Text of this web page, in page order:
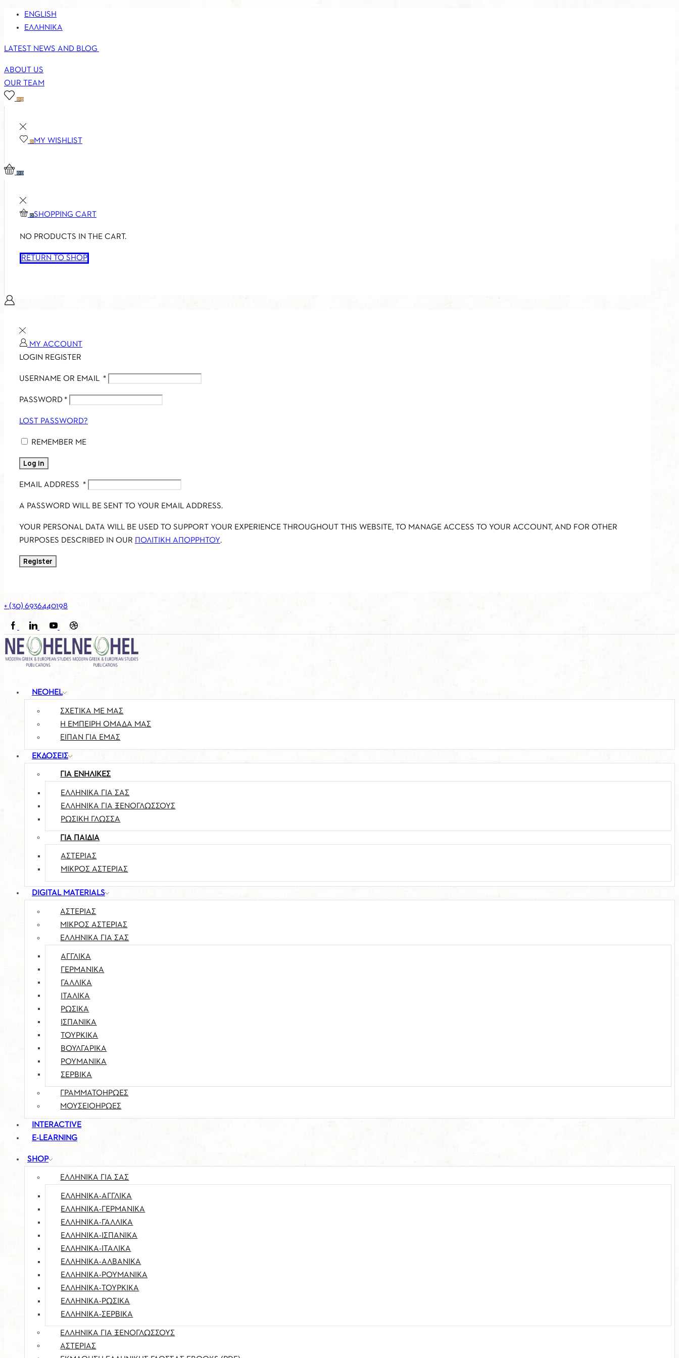
ENGLISH
ΕΛΛΗΝΙΚΆ
LATEST NEWS AND BLOG
ABOUT US
OUR TEAM
0 0
0 MY WISHLIST
0 0
0 SHOPPING CART
NO PRODUCTS IN THE CART.
RETURN TO SHOP
MY ACCOUNT
LOGIN REGISTER
USERNAME OR EMAIL *
PASSWORD *
LOST PASSWORD?
REMEMBER ME
Log in
EMAIL ADDRESS *
A PASSWORD WILL BE SENT TO YOUR EMAIL ADDRESS.
YOUR PERSONAL DATA WILL BE USED TO SUPPORT YOUR EXPERIENCE THROUGHOUT THIS WEBSITE, TO MANAGE ACCESS TO YOUR ACCOUNT, AND FOR OTHER
PURPOSES DESCRIBED IN OUR ΠΟΛΙΤΙΚΉ ΑΠΟΡΡΉΤΟΥ.
Register
+ (30) 6936440198
FACEBOOK
LINKEDINYOUTUBESOUNDCLOUD
NEOHEL
ΣΧΕΤΙΚΑ ΜΕ ΜΑΣ
Η ΕΜΠΕΙΡΗ ΟΜΑΔΑ ΜΑΣ
ΕΙΠΑΝ ΓΙΑ ΕΜΑΣ
ΕΚΔΟΣΕΙΣ
ΓΙΑ ΕΝΗΛΙΚΕΣ
ΕΛΛΗΝΙΚΆ ΓΙΑ ΣΑΣ
ΕΛΛΗΝΙΚΑ ΓΙΑ ΞΕΝΟΓΛΩΣΣΟΥΣ
ΡΩΣΙΚΗ ΓΛΩΣΣΑ
ΓΙΑ ΠΑΙΔΙΑ
ΑΣΤΕΡΊΑΣ
ΜΙΚΡΟΣ ΑΣΤΕΡΙΑΣ
DIGITAL MATERIALS
ΑΣΤΕΡΙΑΣ
ΜΙΚΡΟΣ ΑΣΤΕΡΙΑΣ
ΕΛΛΗΝΙΚΑ ΓΙΑ ΣΑΣ
ΑΓΓΛΙΚΆ
ΓΕΡΜΑΝΙΚΆ
ΓΑΛΛΙΚΆ
ΙΤΑΛΙΚΆ
ΡΏΣΙΚΑ
ΙΣΠΑΝΙΚΆ
ΤΟΎΡΚΙΚΑ
ΒΟΥΛΓΑΡΙΚΆ
ΡΟΥΜΆΝΙΚΑ
ΣΈΡΒΙΚΑ
ΓΡΑΜΜΑΤΟΗΡΩΕΣ
ΜΟΥΣΕΙΟΗΡΩΕΣ
INTERACTIVE
E-LEARNING
SHOP
ΕΛΛΗΝΙΚΆ ΓΙΑ ΣΑΣ
ΕΛΛΗΝΙΚΆ-ΑΓΓΛΙΚΆ
ΕΛΛΗΝΙΚΆ-ΓΕΡΜΑΝΙΚΆ
ΕΛΛΗΝΙΚΆ-ΓΑΛΛΙΚΆ
ΕΛΛΗΝΙΚΆ-ΙΣΠΑΝΙΚΆ
ΕΛΛΗΝΙΚΆ-ΙΤΑΛΙΚΆ
ΕΛΛΗΝΙΚΆ-ΑΛΒΑΝΙΚΆ
ΕΛΛΗΝΙΚΆ-ΡΟΥΜΆΝΙΚΑ
ΕΛΛΗΝΙΚΆ-ΤΟΎΡΚΙΚΑ
ΕΛΛΗΝΙΚΆ-ΡΏΣΙΚΑ
ΕΛΛΗΝΙΚΆ-ΣΈΡΒΙΚΑ
ΕΛΛΗΝΙΚΆ ΓΙΑ ΞΕΝΌΓΛΩΣΣΟΥΣ
ΑΣΤΕΡΙΑΣ